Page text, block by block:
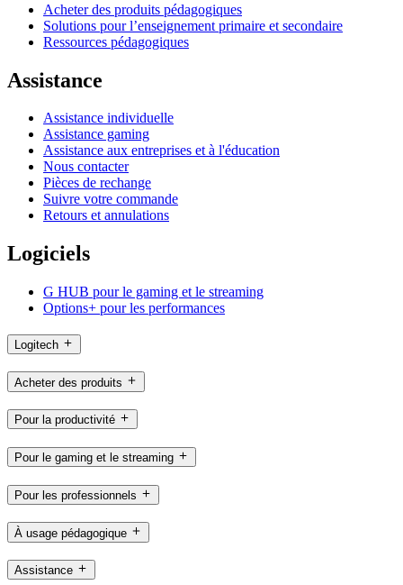
Acheter des produits pédagogiques
Solutions pour l’enseignement primaire et secondaire
Ressources pédagogiques
Assistance
Assistance individuelle
Assistance gaming
Assistance aux entreprises et à l'éducation
Nous contacter
Pièces de rechange
Suivre votre commande
Retours et annulations
Logiciels
G HUB pour le gaming et le streaming
Options+ pour les performances
Logitech
Acheter des produits
Pour la productivité
Pour le gaming et le streaming
Pour les professionnels
À usage pédagogique
Assistance